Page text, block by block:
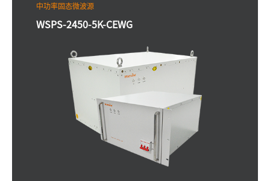
中功率固态微波源
WSPS-2450-5K-CEWG